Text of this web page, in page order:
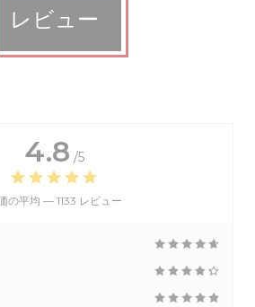
レビュー
4.8 /5
の平均 — 1133 レビュー